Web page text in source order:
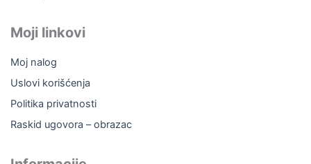
Moji linkovi
Moj nalog
Uslovi korišćenja
Politika privatnosti
Raskid ugovora – obrazac